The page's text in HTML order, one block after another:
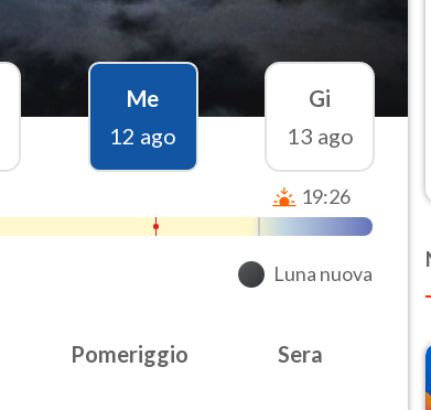
Me
12 ago
Gi
13 ago
19:26
Luna nuova
Pomeriggio Sera